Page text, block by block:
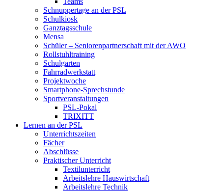
Schnuppertage an der PSL
Schulkiosk
Ganztagsschule
Mensa
Schüler – Seniorenpartnerschaft mit der AWO
Rollstuhltraining
Schulgarten
Fahrradwerkstatt
Projektwoche
Smartphone-Sprechstunde
Sportveranstaltungen
PSL-Pokal
TRIXITT
Lernen an der PSL
Unterrichtszeiten
Fächer
Abschlüsse
Praktischer Unterricht
Textilunterricht
Arbeitslehre Hauswirtschaft
Arbeitslehre Technik